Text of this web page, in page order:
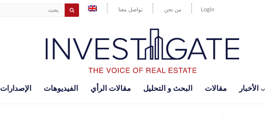
Login من نحن تواصل معنا
اﻷخبار مقالات البحث و التحليل مقالات الرأي الفيديوهات الإصدارات